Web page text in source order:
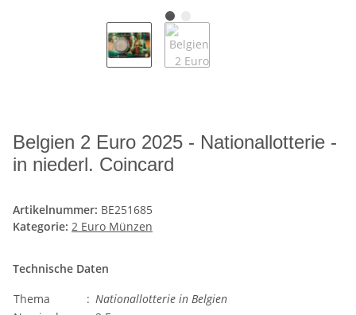
Belgien 2 Euro 2025 - Nationallotterie -
in niederl. Coincard
Artikelnummer: BE251685
Kategorie: 2 Euro Münzen
Technische Daten
Thema
: Nationallotterie in Belgien